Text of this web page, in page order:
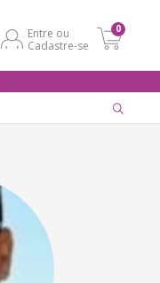
Entre ou
Cadastre-se
0